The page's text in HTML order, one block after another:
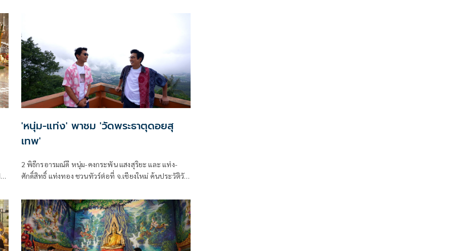
เมษายนนี้
ม
'หนุ่ม-แท่ง' พาชม 'วัดพระธาตุดอยสุ
เทพ'
2 พิธีกรอารมณ์ดี หนุ่ม-คงกระพัน แสงสุริยะ และ แท่ง-
ศักดิ์สิทธิ์ แท่งทอง ชวนทัวร์ต่อที่ จ.เชียงใหม่ ค้นประวัติวัด
อาหารเหนือ ใน หนุ่มแท่ง อารามทัวร์ เสาร์ที่ 26 ตุลาคมนี้
เวลา 13.00 น. ทาง ช่อง 7HD กด 35